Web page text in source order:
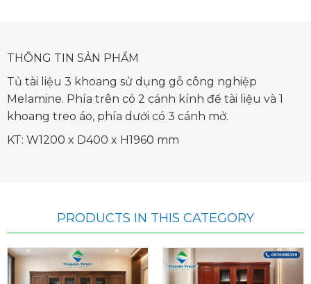
THÔNG TIN SẢN PHẨM
Tủ tài liệu 3 khoang sử dụng gỗ công nghiệp
Melamine. Phía trên có 2 cánh kính để tài liệu và 1
khoang treo áo, phía dưới có 3 cánh mở.
KT: W1200 x D400 x H1960 mm
PRODUCTS IN THIS CATEGORY